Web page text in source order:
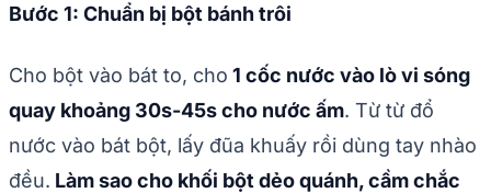
Bước 1: Chuẩn bị bột bánh trôi
Cho bột vào bát to, cho 1 cốc nước vào lò vi sóng
quay khoảng 30s-45s cho nước ấm. Từ từ đổ
nước vào bát bột, lấy đũa khuấy rồi dùng tay nhào
đều. Làm sao cho khối bột dẻo quánh, cầm chắc